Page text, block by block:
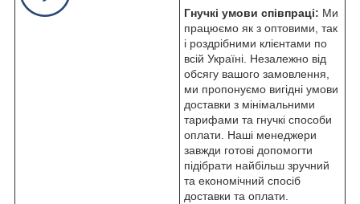
Гнучкі умови співпраці: Ми
працюємо як з оптовими, так
і роздрібними клієнтами по
всій Україні. Незалежно від
обсягу вашого замовлення,
ми пропонуємо вигідні умови
доставки з мінімальними
тарифами та гнучкі способи
оплати. Наші менеджери
завжди готові допомогти
підібрати найбільш зручний
та економічний спосіб
доставки та оплати.